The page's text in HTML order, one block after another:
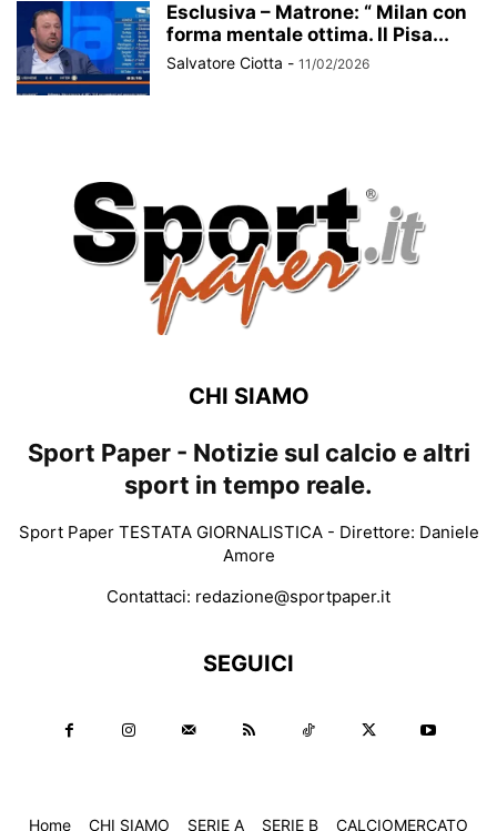
Esclusiva – Matrone: “ Milan con
forma mentale ottima. Il Pisa...
Salvatore Ciotta - 11/02/2026
CHI SIAMO
Sport Paper - Notizie sul calcio e altri
sport in tempo reale.
Sport Paper TESTATA GIORNALISTICA - Direttore: Daniele
Amore
Contattaci: redazione@sportpaper.it
SEGUICI
Home CHI SIAMO SERIE A SERIE B CALCIOMERCATO